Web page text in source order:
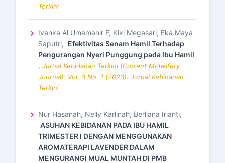
Terkini
Ivanka Al Umamanir F, Kiki Megasari, Eka Maya
Saputri, Efektivitas Senam Hamil Terhadap
Pengurangan Nyeri Punggung pada Ibu Hamil
, Jurnal Kebidanan Terkini (Current Midwifery
Journal): Vol. 3 No. 1 (2023): Jurnal Kebinanan
Terkini
Nur Hasanah, Nelly Karlinah, Berliana Irianti,
ASUHAN KEBIDANAN PADA IBU HAMIL
TRIMESTER I DENGAN MENGGUNAKAN
AROMATERAPI LAVENDER DALAM
MENGURANGI MUAL MUNTAH DI PMB